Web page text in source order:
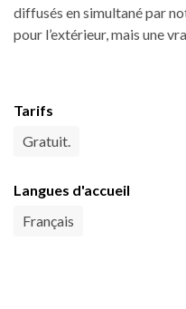
diffusés en simultané par
pour l’extérieur, mais une
Tarifs
Gratuit.
Langues d'accueil
Français